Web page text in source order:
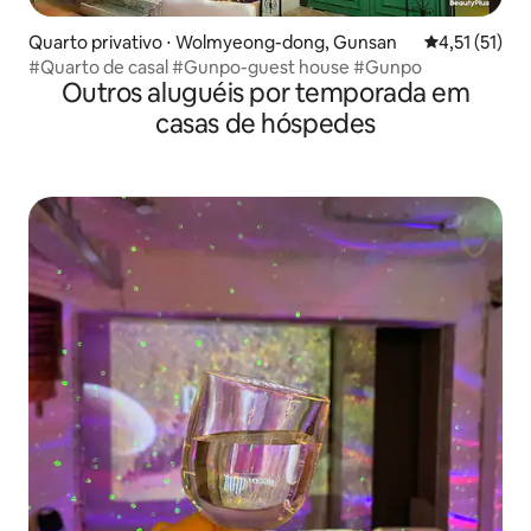
Quarto privativo ⋅ Wolmyeong-dong, Gunsan 4,51 de uma
4,51 (51)
#Quarto de casal #Gunpo-guest house #Gunpo
Outros aluguéis por temporada em
casas de hóspedes